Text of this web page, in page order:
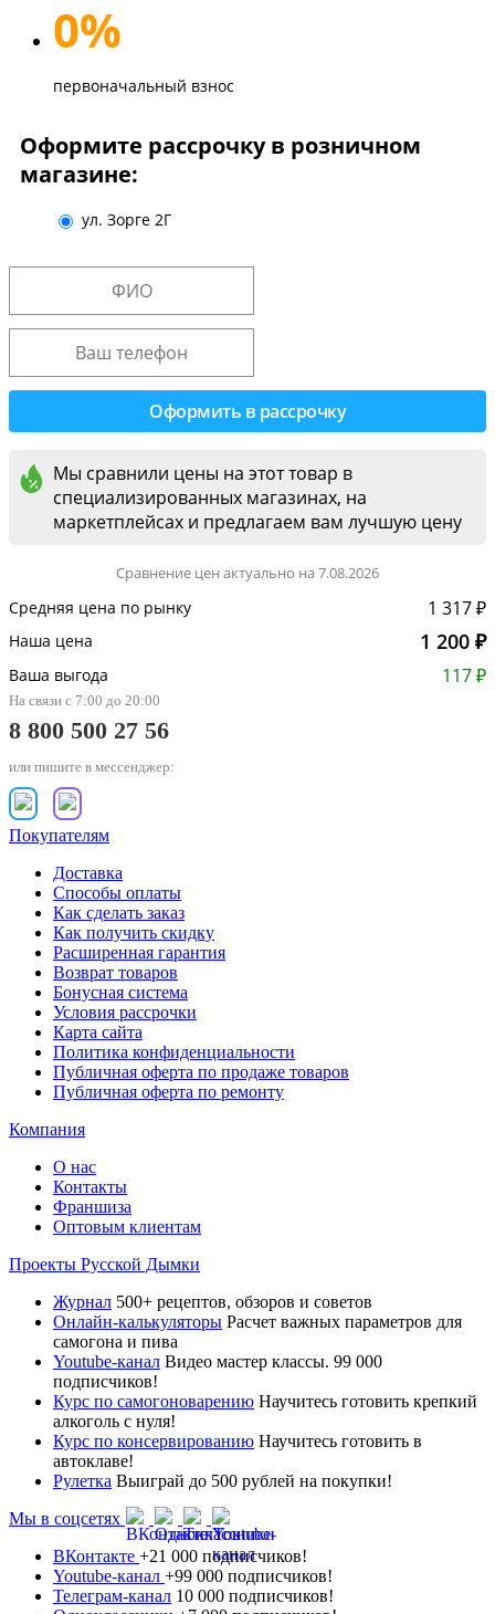
0%
первоначальный взнос
Оформите рассрочку в розничном
магазине:
ул. Зорге 2Г
Мы сравнили цены на этот товар в
специализированных магазинах, на
маркетплейсах и предлагаем вам лучшую цену
Сравнение цен актуально на 7.08.2026
Средняя цена по рынку 1 317 ₽
Наша цена 1 200 ₽
Ваша выгода 117 ₽
На связи с 7:00 до 20:00
8 800 500 27 56
или пишите в мессенджер:
Покупателям
Доставка
Способы оплаты
Как сделать заказ
Как получить скидку
Расширенная гарантия
Возврат товаров
Бонусная система
Условия рассрочки
Карта сайта
Политика конфиденциальности
Публичная оферта по продаже товаров
Публичная оферта по ремонту
Компания
О нас
Контакты
Франшиза
Оптовым клиентам
Проекты Русской Дымки
Журнал 500+ рецептов, обзоров и советов
Онлайн-калькуляторы Расчет важных параметров для
самогона и пива
Youtube-канал Видео мастер классы. 99 000
подписчиков!
Курс по самогоноварению Научитесь готовить крепкий
алкоголь с нуля!
Курс по консервированию Научитесь готовить в
автоклаве!
Рулетка Выиграй до 500 рублей на покупки!
Мы в соцсетях
ВКонтакте +21 000 подписчиков!
Youtube-канал +99 000 подписчиков!
Телеграм-канал 10 000 подписчиков!